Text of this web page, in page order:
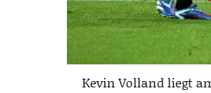
Kevin Volland liegt